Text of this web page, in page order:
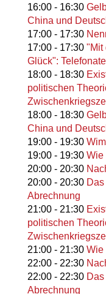
16:00- 16:30
China und
17:00- 17:30
17:00- 17:30 "Mit
Glück":
18:00- 18:30
politischen
18:00- 18:30
China und
19:00- 19:30
19:00- 19:30 Wie
20:00- 20:30
20:00- 20:30
Abrechnung
21:00- 21:30
politischen
21:00- 21:30 Wie
22:00- 22:30
22:00- 22:30
Abrechnung